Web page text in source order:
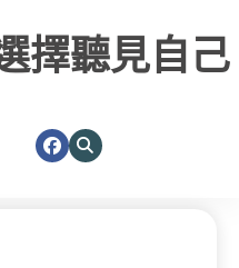
擇聽見自己